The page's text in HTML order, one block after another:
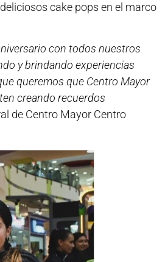
cake pops en el marco
con todos nuestros
y brindando experiencias
queremos que Centro Mayor
creando recuerdos
de Centro Mayor Centro